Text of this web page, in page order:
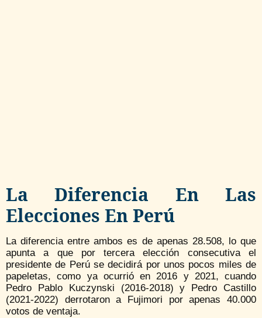
La Diferencia En Las
Elecciones En Perú
La diferencia entre ambos es de apenas 28.508, lo que
apunta a que por tercera elección consecutiva el
presidente de Perú se decidirá por unos pocos miles de
papeletas, como ya ocurrió en 2016 y 2021, cuando
Pedro Pablo Kuczynski (2016-2018) y Pedro Castillo
(2021-2022) derrotaron a Fujimori por apenas 40.000
votos de ventaja.